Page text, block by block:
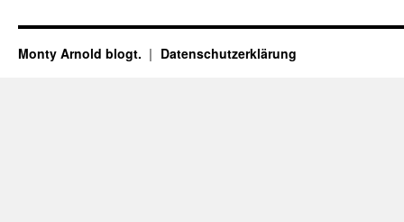
Monty Arnold blogt. Datenschutz­erklärung